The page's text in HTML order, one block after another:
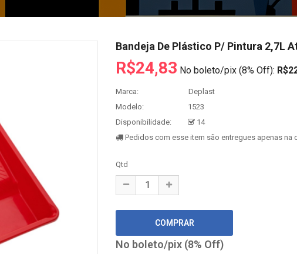
Bandeja De Plástico P/ Pintura 2,7L
R$24,83 No boleto/pix (8% Off):
Marca:
Deplast
Modelo:
1523
Disponibilidade:
14
Pedidos com esse item são entregues apenas na
Qtd
No boleto/pix (8% Off)